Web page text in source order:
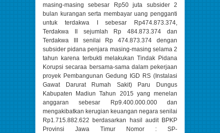
masing-masing sebesar Rp50 juta subsider 2
bulan kurangan serta membayar uang pengganti
untuk terdakwa I sebesar Rp474.873.374,
Terdakwa II sejumlah Rp 484.873.374 dan
Terdakwa III senilai Rp 474.873.374 dengan
subsider pidana penjara masing-masing selama 2
tahun karena terbukti melakukan Tindak Pidana
Korupsi secaraa bersama-sama dalam pekerjaan
proyek Pembangunan Gedung IGD RS (Instalasi
Gawat Darurat Rumah Sakit) Paru Dungus
Kabupaten Madiun Tahun 2015 yang menelan
anggaran sebesar Rp9.400.000.000 dan
mengakibatkan kerugian keuangan negara senilai
Rp1.715.882.622 berdasarkan hasil audit BPKP
Provinsi Jawa Timur Nomor : SP-